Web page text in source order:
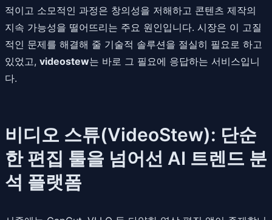
적이고 소모적인 과정은 창의성을 저해하고 콘텐츠 제작의
지속 가능성을 떨어뜨리는 주요 원인입니다. 시장은 이 고질
적인 문제를 해결해 줄 기술적 솔루션을 절실히 필요로 하고
있었고, videostew는 바로 그 필요에 응답하는 서비스입니
다.
비디오 스튜(VideoStew): 단순
한 편집 툴을 넘어선 AI 트렌드 분
석 플랫폼